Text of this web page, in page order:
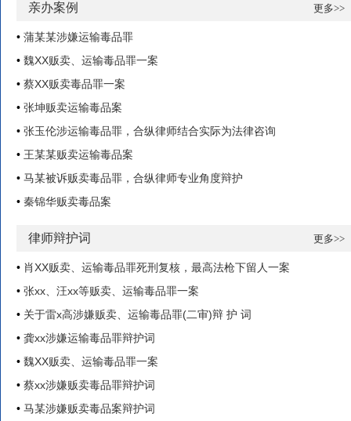
亲办案例 更多>>
• 蒲某某涉嫌运输毒品罪
• 魏XX贩卖、运输毒品罪一案
• 蔡XX贩卖毒品罪一案
• 张坤贩卖运输毒品案
• 张玉伦涉运输毒品罪，合纵律师结合实际为法律咨询
• 王某某贩卖运输毒品案
• 马某被诉贩卖毒品罪，合纵律师专业角度辩护
• 秦锦华贩卖毒品案
律师辩护词 更多>>
• 肖XX贩卖、运输毒品罪死刑复核，最高法枪下留人一案
• 张xx、汪xx等贩卖、运输毒品罪一案
• 关于雷x高涉嫌贩卖、运输毒品罪(二审)辩 护 词
• 龚xx涉嫌运输毒品罪辩护词
• 魏XX贩卖、运输毒品罪一案
• 蔡xx涉嫌贩卖毒品罪辩护词
• 马某涉嫌贩卖毒品案辩护词